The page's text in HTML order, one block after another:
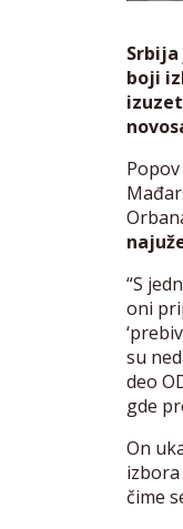
boji
“S
oni
su
deo
gde
On
čime